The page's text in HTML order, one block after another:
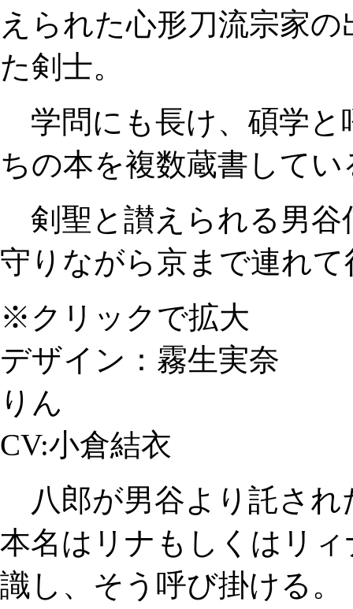
えられた心形刀流宗家
た剣士。
学問にも長け、碩学と
ちの本を複数蔵書してい
剣聖と讃えられる男谷
守りながら京まで連れ
※クリックで拡大
デザイン：霧生実奈
りん
CV:小倉結衣
八郎が男谷より託され
本名はリナもしくはリ
識し、そう呼び掛ける。